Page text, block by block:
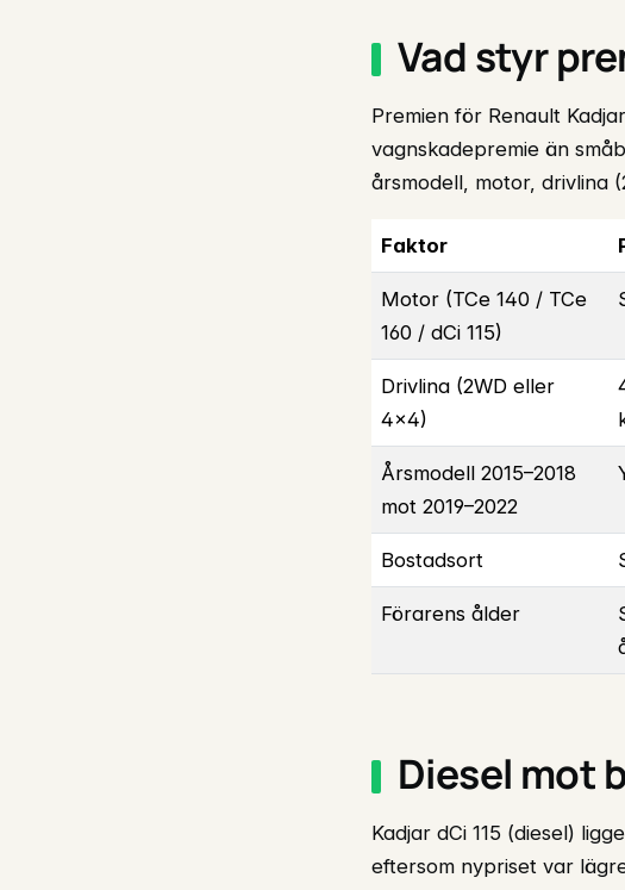
Vad styr
Premien för Renault
vagnskadepremie än
årsmodell, motor, drivlina
Faktor
Motor (TCe 140 / TCe
160 / dCi 115)
Drivlina (2WD eller
4×4)
Årsmodell 2015–2018
mot 2019–2022
Bostadsort
Förarens ålder
Diesel mot
Kadjar dCi 115 (diesel)
eftersom nypriset var